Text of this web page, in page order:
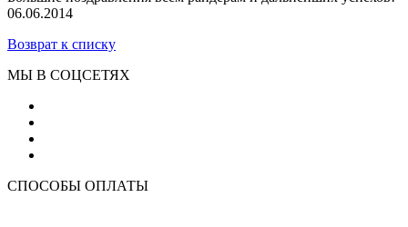
06.06.2014
Возврат к списку
МЫ В СОЦСЕТЯХ
СПОСОБЫ ОПЛАТЫ